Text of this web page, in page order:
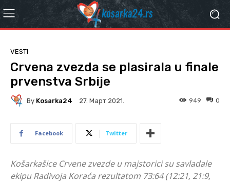
VESTI
Crvena zvezda se plasirala u finale
prvenstva Srbije
By Kosarka24 27. Март 2021. 0
949
Facebook Twitter
Košarkašice Crvene zvezde u majstorici su savladale
ekipu Radivoja Koraća rezultatom 73:64 (12:21, 21:9,